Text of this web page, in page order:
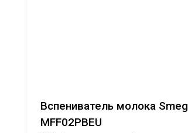
Вспениватель молока Smeg
MFF02PBEU